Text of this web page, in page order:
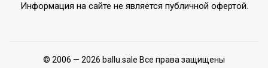
Информация на сайте не является публичной офертой.
© 2006 — 2026 ballu.sale Все права защищены